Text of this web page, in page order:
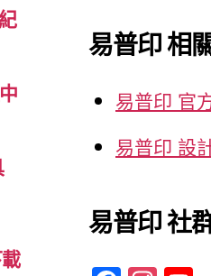
字:
易普印 相
易普印 官
易普印 設
易普印 社